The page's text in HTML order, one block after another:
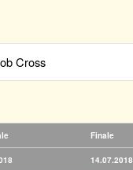
Cross
Finale
14.07.2018